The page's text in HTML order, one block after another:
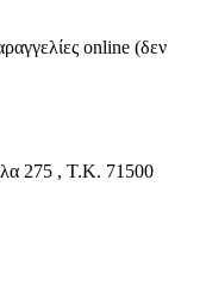
online (δεν
275 , T.K. 71500